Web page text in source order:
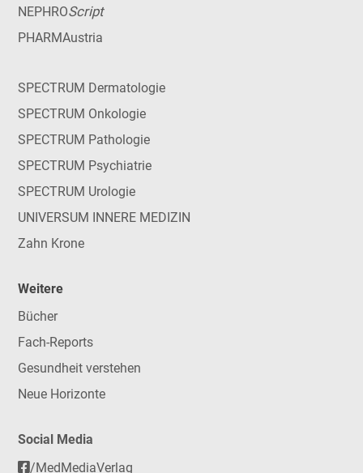
NEPHROScript
PHARMAustria
SPECTRUM Dermatologie
SPECTRUM Onkologie
SPECTRUM Pathologie
SPECTRUM Psychiatrie
SPECTRUM Urologie
UNIVERSUM INNERE MEDIZIN
Zahn Krone
Weitere
Bücher
Fach-Reports
Gesundheit verstehen
Neue Horizonte
Social Media
/MedMediaVerlag